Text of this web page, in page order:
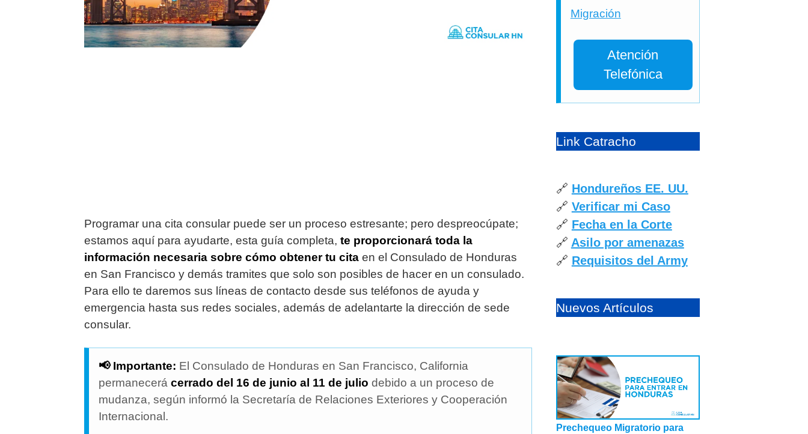
Programar una cita consular puede ser un proceso estresante; pero despreocúpate;
estamos aquí para ayudarte, esta guía completa, te proporcionará toda la
información necesaria sobre cómo obtener tu cita en el Consulado de Honduras
en San Francisco y demás tramites que solo son posibles de hacer en un consulado.
Para ello te daremos sus líneas de contacto desde sus teléfonos de ayuda y
emergencia hasta sus redes sociales, además de adelantarte la dirección de sede
consular.
📢 Importante: El Consulado de Honduras en San Francisco, California
permanecerá cerrado del 16 de junio al 11 de julio debido a un proceso de
mudanza, según informó la Secretaría de Relaciones Exteriores y Cooperación
Internacional.
Migración
Atención
Telefónica
Link Catracho
🔗 Hondureños EE. UU.
🔗 Verificar mi Caso
🔗 Fecha en la Corte
🔗 Asilo por amenazas
🔗 Requisitos del Army
Nuevos Artículos
Prechequeo Migratorio para